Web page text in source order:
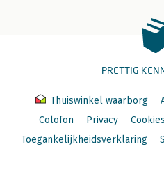
PRETTIG
Thuiswinkel waarborg
Colofon
Privacy Cookies
Toegankelijkheidsverklaring